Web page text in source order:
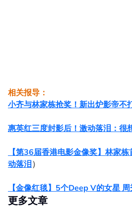
相关报导：
小齐与林家栋抢奖！新出炉影帝不
惠英红三度封影后！激动落泪：很
【第36届香港电影金像奖】林家
动落泪）
【金像红毯】5个Deep V的女星
更多文章